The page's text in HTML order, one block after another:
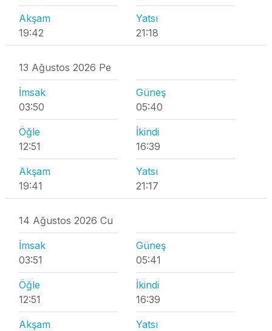
Akşam
19:42
Yatsı
21:18
13 Ağustos 2026 Pe
İmsak
03:50
Güneş
05:40
Öğle
12:51
İkindi
16:39
Akşam
19:41
Yatsı
21:17
14 Ağustos 2026 Cu
İmsak
03:51
Güneş
05:41
Öğle
12:51
İkindi
16:39
Akşam
Yatsı